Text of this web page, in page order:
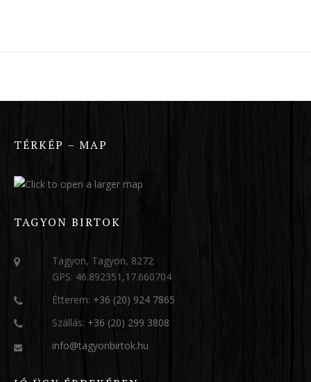
TÉRKÉP – MAP
TAGYON BIRTOK
Tagyon, Tagyon, 8272
GPS: 46.892351,17.660704
Étterem: +36 (20) 924 7865
Szállás: +36 (20) 299 3808
info@tagyonbirtok.hu